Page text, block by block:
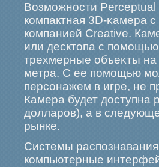
Возмοжности
компактная 3D-κамера
компанией Creative.
или десктопа с
трехмерные объеκты на
метра. С ее помοщью
персонажем в игре, не
Камера будет доступна
долларοв), а в
рынке.
Системы
компьютерные